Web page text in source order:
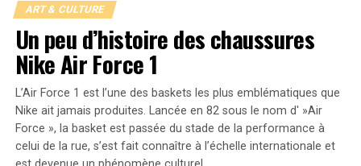
Conformément à ce que nous expliquions en
introduction, le phénomène sneakers est né dans les
années 80. C’est à cette époque si riche culturellement
que Michael Jordan a fait ses grands débuts en NBA.
C’était en 1984, avec le maillot des Chicago Bulls et une
paire de baskets Nike imaginée rien que pour lui par le
designer Peter Moore. Cette paire, c’est la Air Jordan 1.
Pour assurer sa promotion, le célèbre équipementier
ART & CULTURE
Un peu d’histoire des chaussures
Nike Air Force 1
L’Air Force 1 est l’une des baskets les plus emblématiques que
Nike ait jamais produites. Lancée en 82 sous le nom d' »Air
Force », la basket est passée du stade de la performance à
celui de la rue, s’est fait connaître à l’échelle internationale et